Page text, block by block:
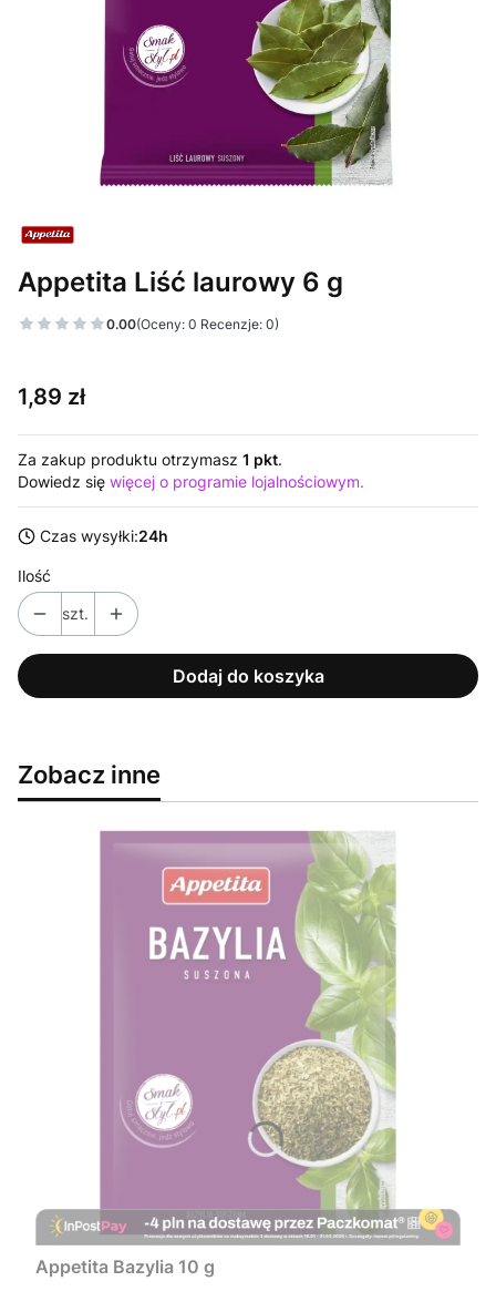
Appetita Liść laurowy 6 g
0.00(Oceny: 0 Recenzje: 0)
Cena
1,89 zł
Za zakup produktu otrzymasz 1 pkt.
Dowiedz się więcej o programie lojalnościowym.
Czas wysyłki:24h
Ilość
szt.
Dodaj do koszyka
Zobacz inne
Appetita Bazylia 10 g